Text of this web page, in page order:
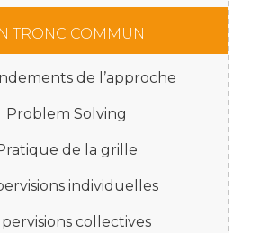
TRONC COMMUN
de l’approche
Problem Solving
de la grille
individuelles
collectives